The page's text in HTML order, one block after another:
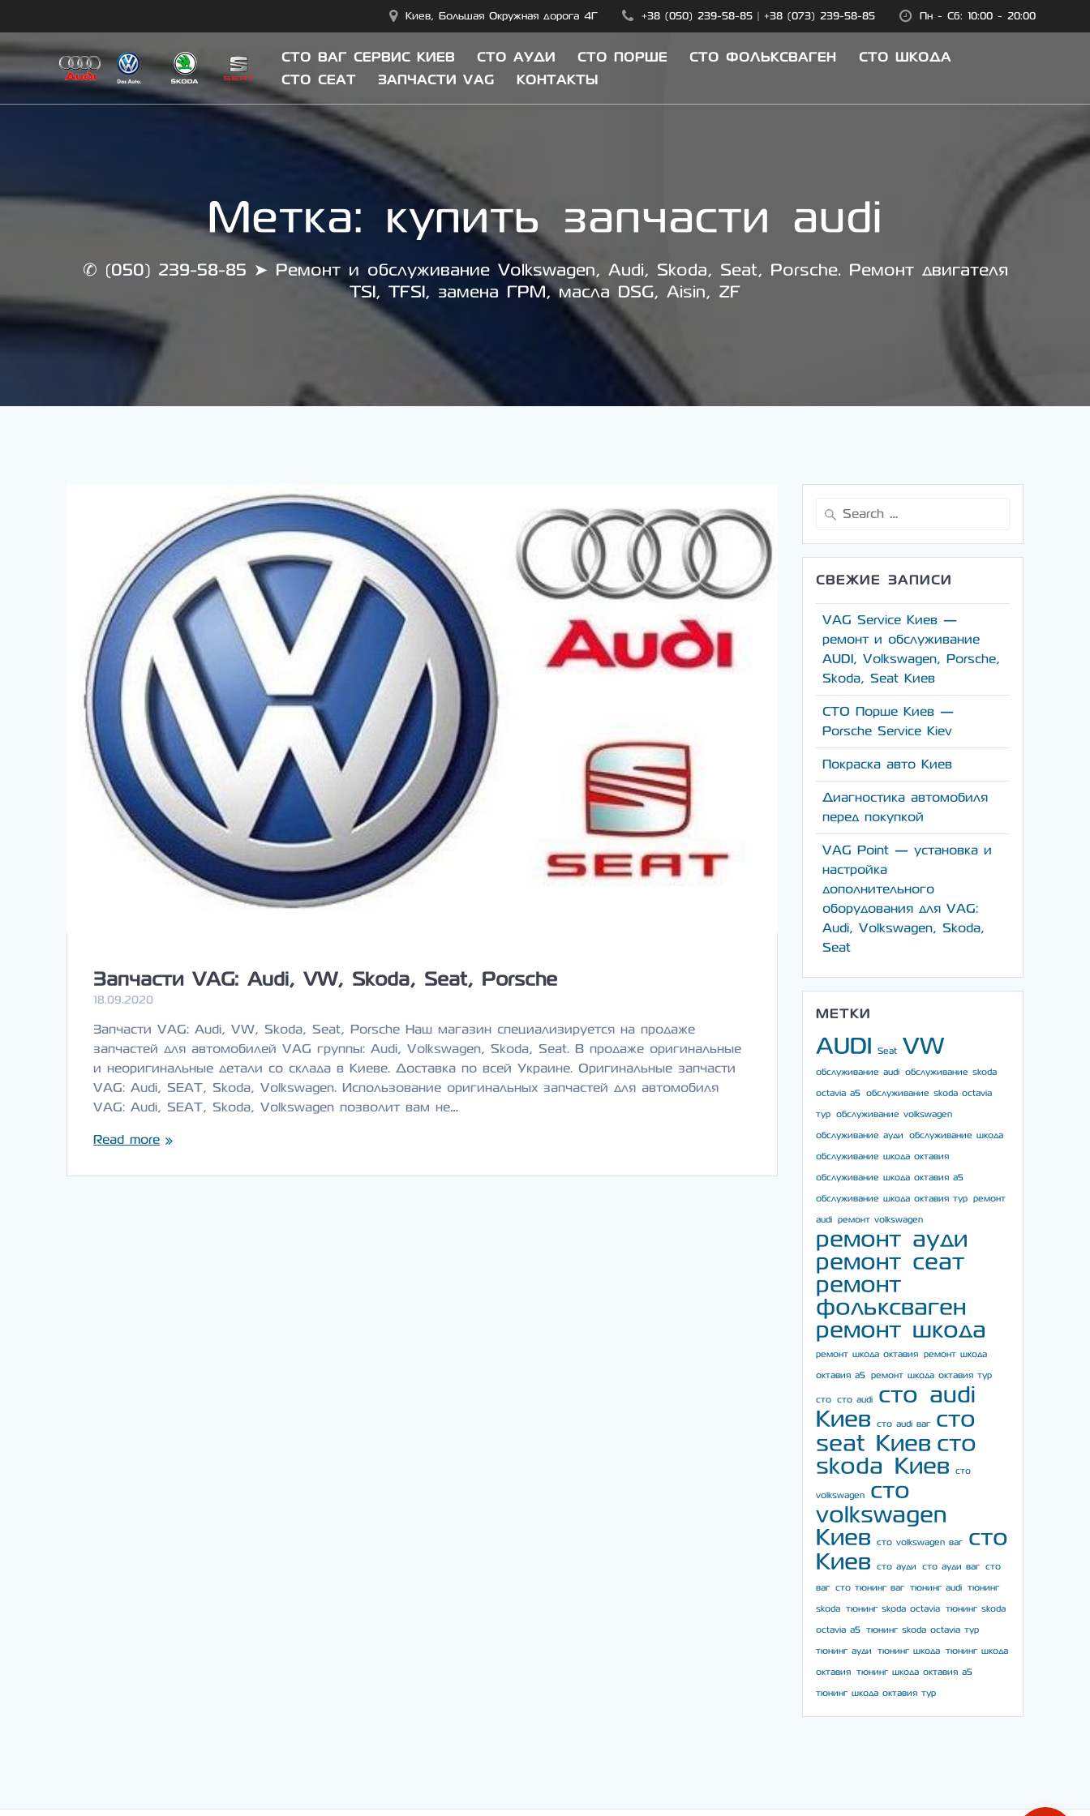
content
Киев, Большая Окружная дорога 4Г +38 (050) 239-58-85| +38 (073) 239-58-85 Пн - Сб: 10:00 - 20:00
СТО ВАГ СЕРВИС КИЕВ СТО АУДИ СТО ПОРШЕ СТО ФОЛЬКСВАГЕН
СТО ШКОДА
СТО СЕАТ
ЗАПЧАСТИ VAG КОНТАКТЫ
Метка: купить запчасти audi
✆ (050) 239-58-85 ➤ Ремонт и обслуживание Volkswagen, Audi, Skoda, Seat, Porsche. Ремонт двигателя
TSI, TFSI, замена ГРМ, масла DSG, Aisin, ZF
Запчасти VAG: Audi, VW, Skoda, Seat, Porsche
18.09.2020
Запчасти VAG: Audi, VW, Skoda, Seat, Porsche Наш магазин специализируется на продаже
запчастей для автомобилей VAG группы: Audi, Volkswagen, Skoda, Seat. В продаже оригинальные
и неоригинальные детали со склада в Киеве. Доставка по всей Украине. Оригинальные запчасти
VAG: Audi, SEAT, Skoda, Volkswagen. Использование оригинальных запчастей для автомобиля
VAG: Audi, SEAT, Skoda, Volkswagen позволит вам не…
Read more
Search
СВЕЖИЕ ЗАПИСИ
VAG Service Киев —
ремонт и обслуживание
AUDI, Volkswagen, Porsche,
Skoda, Seat Киев
СТО Порше Киев —
Porsche Service Kiev
Покраска авто Киев
Диагностика автомобиля
перед покупкой
VAG Point — установка и
настройка
дополнительного
оборудования для VAG:
Audi, Volkswagen, Skoda,
Seat
МЕТКИ
AUDI Seat VW
обслуживание audi обслуживание skoda
octavia a5 обслуживание skoda octavia
тур обслуживание volkswagen
обслуживание ауди обслуживание шкода
обслуживание шкода октавия
обслуживание шкода октавия а5
обслуживание шкода октавия тур ремонт
audi ремонт volkswagen
ремонт ауди
ремонт сеат
ремонт
фольксваген
ремонт шкода
ремонт шкода октавия ремонт шкода
октавия а5 ремонт шкода октавия тур
сто сто audi
сто audi
Киев
сто audi ваг
сто
seat Киев сто
skoda Киев
сто
volkswagen
сто
volkswagen
Киев
сто volkswagen ваг
сто
Киев
сто ауди сто ауди ваг сто
ваг сто тюнинг ваг тюнинг audi тюнинг
skoda тюнинг skoda octavia тюнинг skoda
octavia a5 тюнинг skoda octavia тур
тюнинг ауди тюнинг шкода тюнинг шкода
октавия тюнинг шкода октавия а5
тюнинг шкода октавия тур